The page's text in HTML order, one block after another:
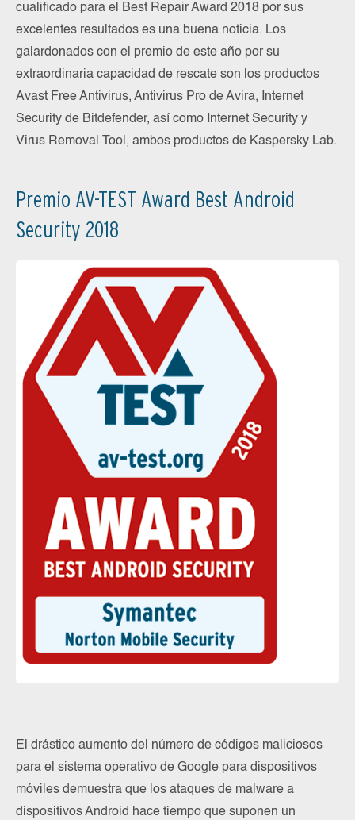
cualificado para el Best Repair Award 2018 por sus
excelentes resultados es una buena noticia. Los
galardonados con el premio de este año por su
extraordinaria capacidad de rescate son los productos
Avast Free Antivirus, Antivirus Pro de Avira, Internet
Security de Bitdefender, así como Internet Security y
Virus Removal Tool, ambos productos de Kaspersky Lab.
Premio AV-TEST Award Best Android
Security 2018
El drástico aumento del número de códigos maliciosos
para el sistema operativo de Google para dispositivos
móviles demuestra que los ataques de malware a
dispositivos Android hace tiempo que suponen un